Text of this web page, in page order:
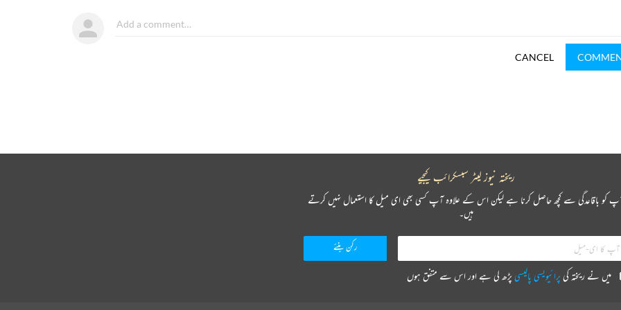
CANCEL
ریختہ نیوز لیٹر سبسکرائب کیجیے
کو باقاعدگی سے کچھ حاصل کرنا ہے لیکن اس کے علاوہ آپ کسی بھی ای میل کا استعمال نہیں کرتے
ہیں۔
میں نے ریختہ کیپرائیویسی پالیسیپڑھ لی ہے اور اس سے متفق ہوں